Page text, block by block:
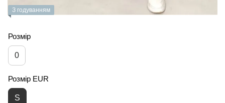
З годуванням
Розмір
0
Розмір EUR
S